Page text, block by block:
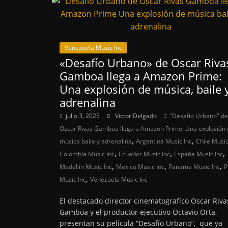
Venezuela Music Inc
«Desafío Urbano» de Oscar
Gamboa llega a Amazon Prime:
Una explosión de música, baile
adrenalina
julio 3, 2025 Victor Delgado
"Desafío Urbano" de
Oscar Rivas Gamboa llega a Amazon Prime: Una explosión
música baile y adrenalina, Argentina Music Inc, Chile
Colombia Music Inc, Ecuador Music Inc, España Music Inc,
Medellin Music Inc, Mexico Music Inc, Panama Music Inc,
Music Inc, Venezuela Music Inc
El destacado director cinematografíco Oscar
Gamboa y el productor ejecutivo Octavio Orta,
presentan su película “Desafío Urbano”, que ya